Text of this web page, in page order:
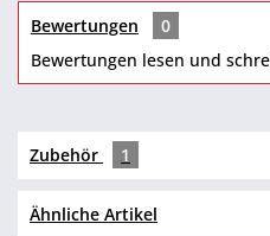
Bewertungen
0
Bewertungen lesen und
Zubehör 1
Ähnliche Artikel